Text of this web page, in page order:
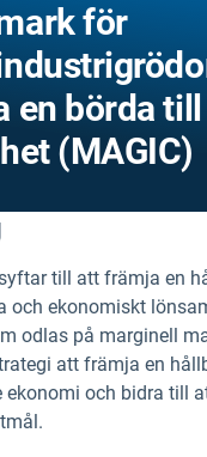
för
en börda till
(MAGIC)
till att främja en
och ekonomiskt
odlas på marginell
att främja en
ekonomi och bidra till